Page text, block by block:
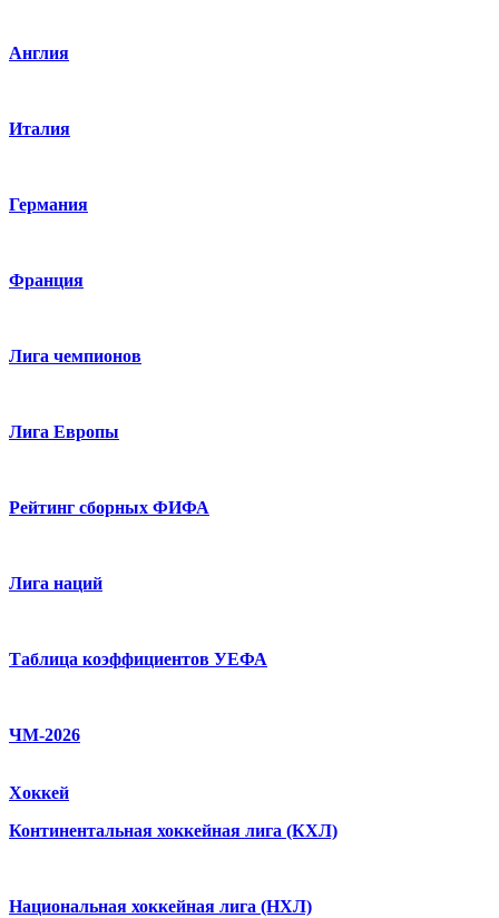
Англия
Италия
Германия
Франция
Лига чемпионов
Лига Европы
Рейтинг сборных ФИФА
Лига наций
Таблица коэффициентов УЕФА
ЧМ-2026
Хоккей
Континентальная хоккейная лига (КХЛ)
Национальная хоккейная лига (НХЛ)